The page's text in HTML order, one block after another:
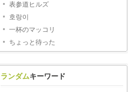
表参道ヒルズ
호랑이
一杯のマッコリ
ちょっと待った
ランダムキーワード